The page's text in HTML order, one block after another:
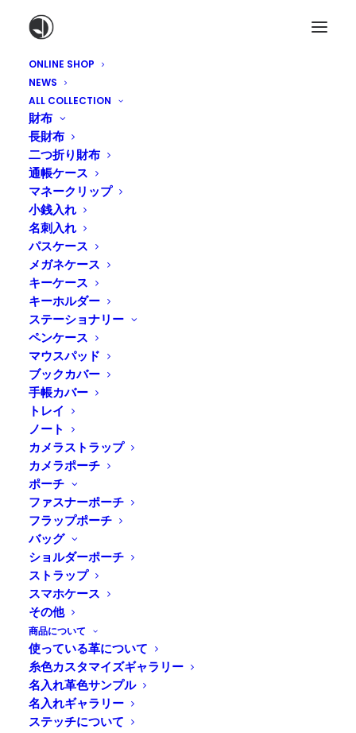
ONLINE SHOP
NEWS
ALL COLLECTION
財布
長財布
二つ折り財布
通帳ケース
マネークリップ
小銭入れ
名刺入れ
パスケース
メガネケース
キーケース
キーホルダー
ステーショナリー
ペンケース
マウスパッド
ブックカバー
手帳カバー
トレイ
ノート
カメラストラップ
カメラポーチ
ポーチ
ファスナーポーチ
フラップポーチ
バッグ
ショルダーポーチ
ストラップ
スマホケース
その他
商品について
使っている革について
糸色カスタマイズギャラリー
名入れ革色サンプル
名入れギャラリー
ステッチについて
Home⁄
ード
コインとお札、カードまで、必要な
ものがコンパクトに納まる小さな財
布
丸いフラップとコロンとした形がかわいいハンドメイド
の小さな財布。コインとお札とカードをまとめてコンパ
クトに持ち運べます。
日本国内で加工された植物性タンニン鞣しの革を使って
おり、使うほどに味わい深く変わっていくのを楽しめま
す。また、名入れにも対応しております。プレゼントや
ギフトにぜひご利用ください。